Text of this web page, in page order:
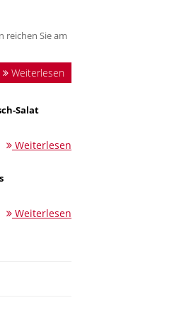
reichen Sie am
Weiterlesen
Salat
Weiterlesen
Weiterlesen